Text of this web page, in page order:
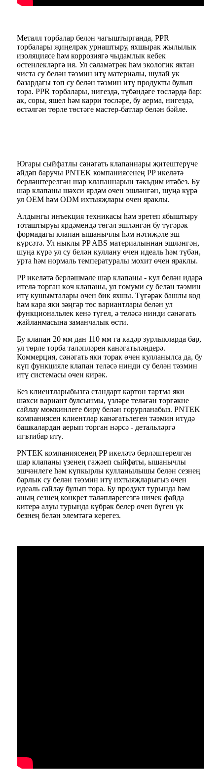
Металл торбалар белән чагыштырганда, PPR
торбалары җиңелрәк урнаштыру, яхшырак җылылык
изоляциясе һәм коррозиягә чыдамлык кебек
өстенлекләргә ия. Ул сәламәтрәк һәм экологик яктан
чиста су белән тәэмин итү материалы, шулай ук ​​
базардагы төп су белән тәэмин итү продукты булып
тора. PPR торбалары, нигездә, түбәндәге төсләрдә бар:
ак, соры, яшел һәм карри төсләре, бу аерма, нигездә,
өстәлгән төрле төстәге мастер-батлар белән бәйле.
Югары сыйфатлы сәнәгать клапаннары җитештерүче
әйдәп баручы PNTEK компаниясенең PP икеләтә
берләштерелгән шар клапаннарын тәкъдим итәбез. Бу
шар клапаны шәхси ярдәм өчен эшләнгән, шуңа күрә
ул OEM һәм ODM ихтыяҗлары өчен яраклы.
Алдынгы инъекция техникасы һәм эретеп ябыштыру
тоташтыруы ярдәмендә төгәл эшләнгән бу түгәрәк
формадагы клапан ышанычлы һәм нәтиҗәле эш
күрсәтә. Ул ныклы PP ABS материалыннан эшләнгән,
шуңа күрә ул су белән куллану өчен идеаль һәм түбән,
урта һәм нормаль температуралы мохит өчен яраклы.
PP икеләтә берләшмәле шар клапаны - кул белән идарә
ителә торган көч клапаны, ул гомуми су белән тәэмин
итү кушымталары өчен бик яхшы. Түгәрәк башлы код
һәм кара яки зәңгәр төс вариантлары белән ул
функциональлек кенә түгел, ә теләсә нинди сәнәгать
җайланмасына заманчалык өсти.
Бу клапан 20 мм дан 110 мм га кадәр зурлыкларда бар,
ул төрле торба таләпләрен канәгатьләндерә.
Коммерция, сәнәгать яки торак өчен кулланылса да, бу
күп функцияле клапан теләсә нинди су белән тәэмин
итү системасы өчен кирәк.
Без клиентларыбызга стандарт картон тартма яки
шәхси вариант булсынмы, үзләре теләгән төргәкне
сайлау мөмкинлеге бирү белән горурланабыз. PNTEK
компаниясен клиентлар канәгатьлеген тәэмин итүдә
башкалардан аерып торган нәрсә - детальләргә
игътибар итү.
PNTEK компаниясенең PP икеләтә берләштерелгән
шар клапаны үзенең гаҗәеп сыйфаты, ышанычлы
эшчәнлеге һәм күпкырлы кулланылышы белән сезнең
барлык су белән тәэмин итү ихтыяҗларыгыз өчен
идеаль сайлау булып тора. Бу продукт турында һәм
аның сезнең конкрет таләпләрегезгә ничек файда
китерә алуы турында күбрәк белер өчен бүген үк
безнең белән элемтәгә керегез.